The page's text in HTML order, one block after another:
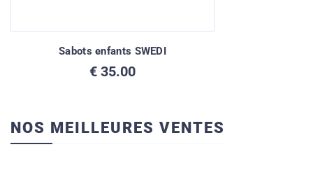
Sabots enfants SWEDI
€ 35.00
NOS MEILLEURES VENTES